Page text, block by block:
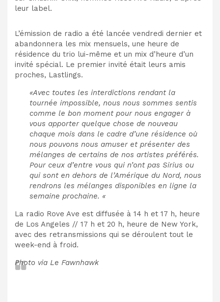
leur label.
L’émission de radio a été lancée vendredi dernier et
abandonnera les mix mensuels, une heure de
résidence du trio lui-même et un mix d’heure d’un
invité spécial. Le premier invité était leurs amis
proches, Lastlings.
«Avec toutes les interdictions rendant la
tournée impossible, nous nous sommes sentis
comme le bon moment pour nous engager à
vous apporter quelque chose de nouveau
chaque mois dans le cadre d’une résidence où
nous pouvons nous amuser et présenter des
mélanges de certains de nos artistes préférés.
Pour ceux d’entre vous qui n’ont pas Sirius ou
qui sont en dehors de l’Amérique du Nord, nous
rendrons les mélanges disponibles en ligne la
semaine prochaine. «
La radio Rove Ave est diffusée à 14 h et 17 h, heure
de Los Angeles // 17 h et 20 h, heure de New York,
avec des retransmissions qui se déroulent tout le
week-end à froid.
Photo via Le Fawnhawk